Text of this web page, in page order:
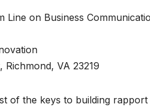
Line on Business
VA 23219
of the keys to building